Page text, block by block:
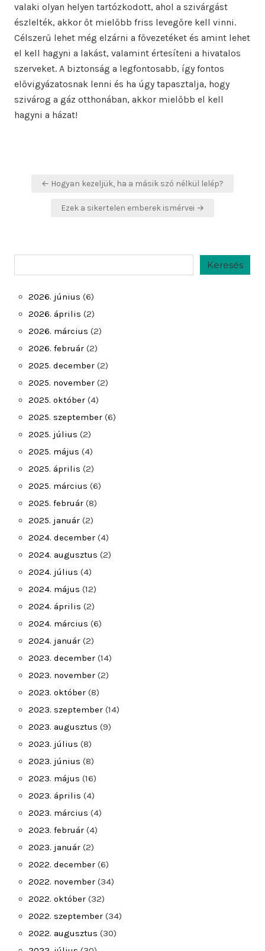
valaki olyan helyen tartózkodott, ahol a szivárgást
észlelték, akkor őt mielőbb friss levegőre kell vinni.
Célszerű lehet még elzárni a fővezetéket és amint lehet
el kell hagyni a lakást, valamint értesíteni a hivatalos
szerveket. A biztonság a legfontosabb, így fontos
elővigyázatosnak lenni és ha úgy tapasztalja, hogy
szivárog a gáz otthonában, akkor mielőbb el kell
hagyni a házat!
Bejegyzés
← Hogyan kezeljük, ha a másik szó nélkül lelép?
Ezek a sikertelen emberek ismérvei →
Keresés
2026. június (6)
2026. április (2)
2026. március (2)
2026. február (2)
2025. december (2)
2025. november (2)
2025. október (4)
2025. szeptember (6)
2025. július (2)
2025. május (4)
2025. április (2)
2025. március (6)
2025. február (8)
2025. január (2)
2024. december (4)
2024. augusztus (2)
2024. július (4)
2024. május (12)
2024. április (2)
2024. március (6)
2024. január (2)
2023. december (14)
2023. november (2)
2023. október (8)
2023. szeptember (14)
2023. augusztus (9)
2023. július (8)
2023. június (8)
2023. május (16)
2023. április (4)
2023. március (4)
2023. február (4)
2023. január (2)
2022. december (6)
2022. november (34)
2022. október (32)
2022. szeptember (34)
2022. augusztus (30)